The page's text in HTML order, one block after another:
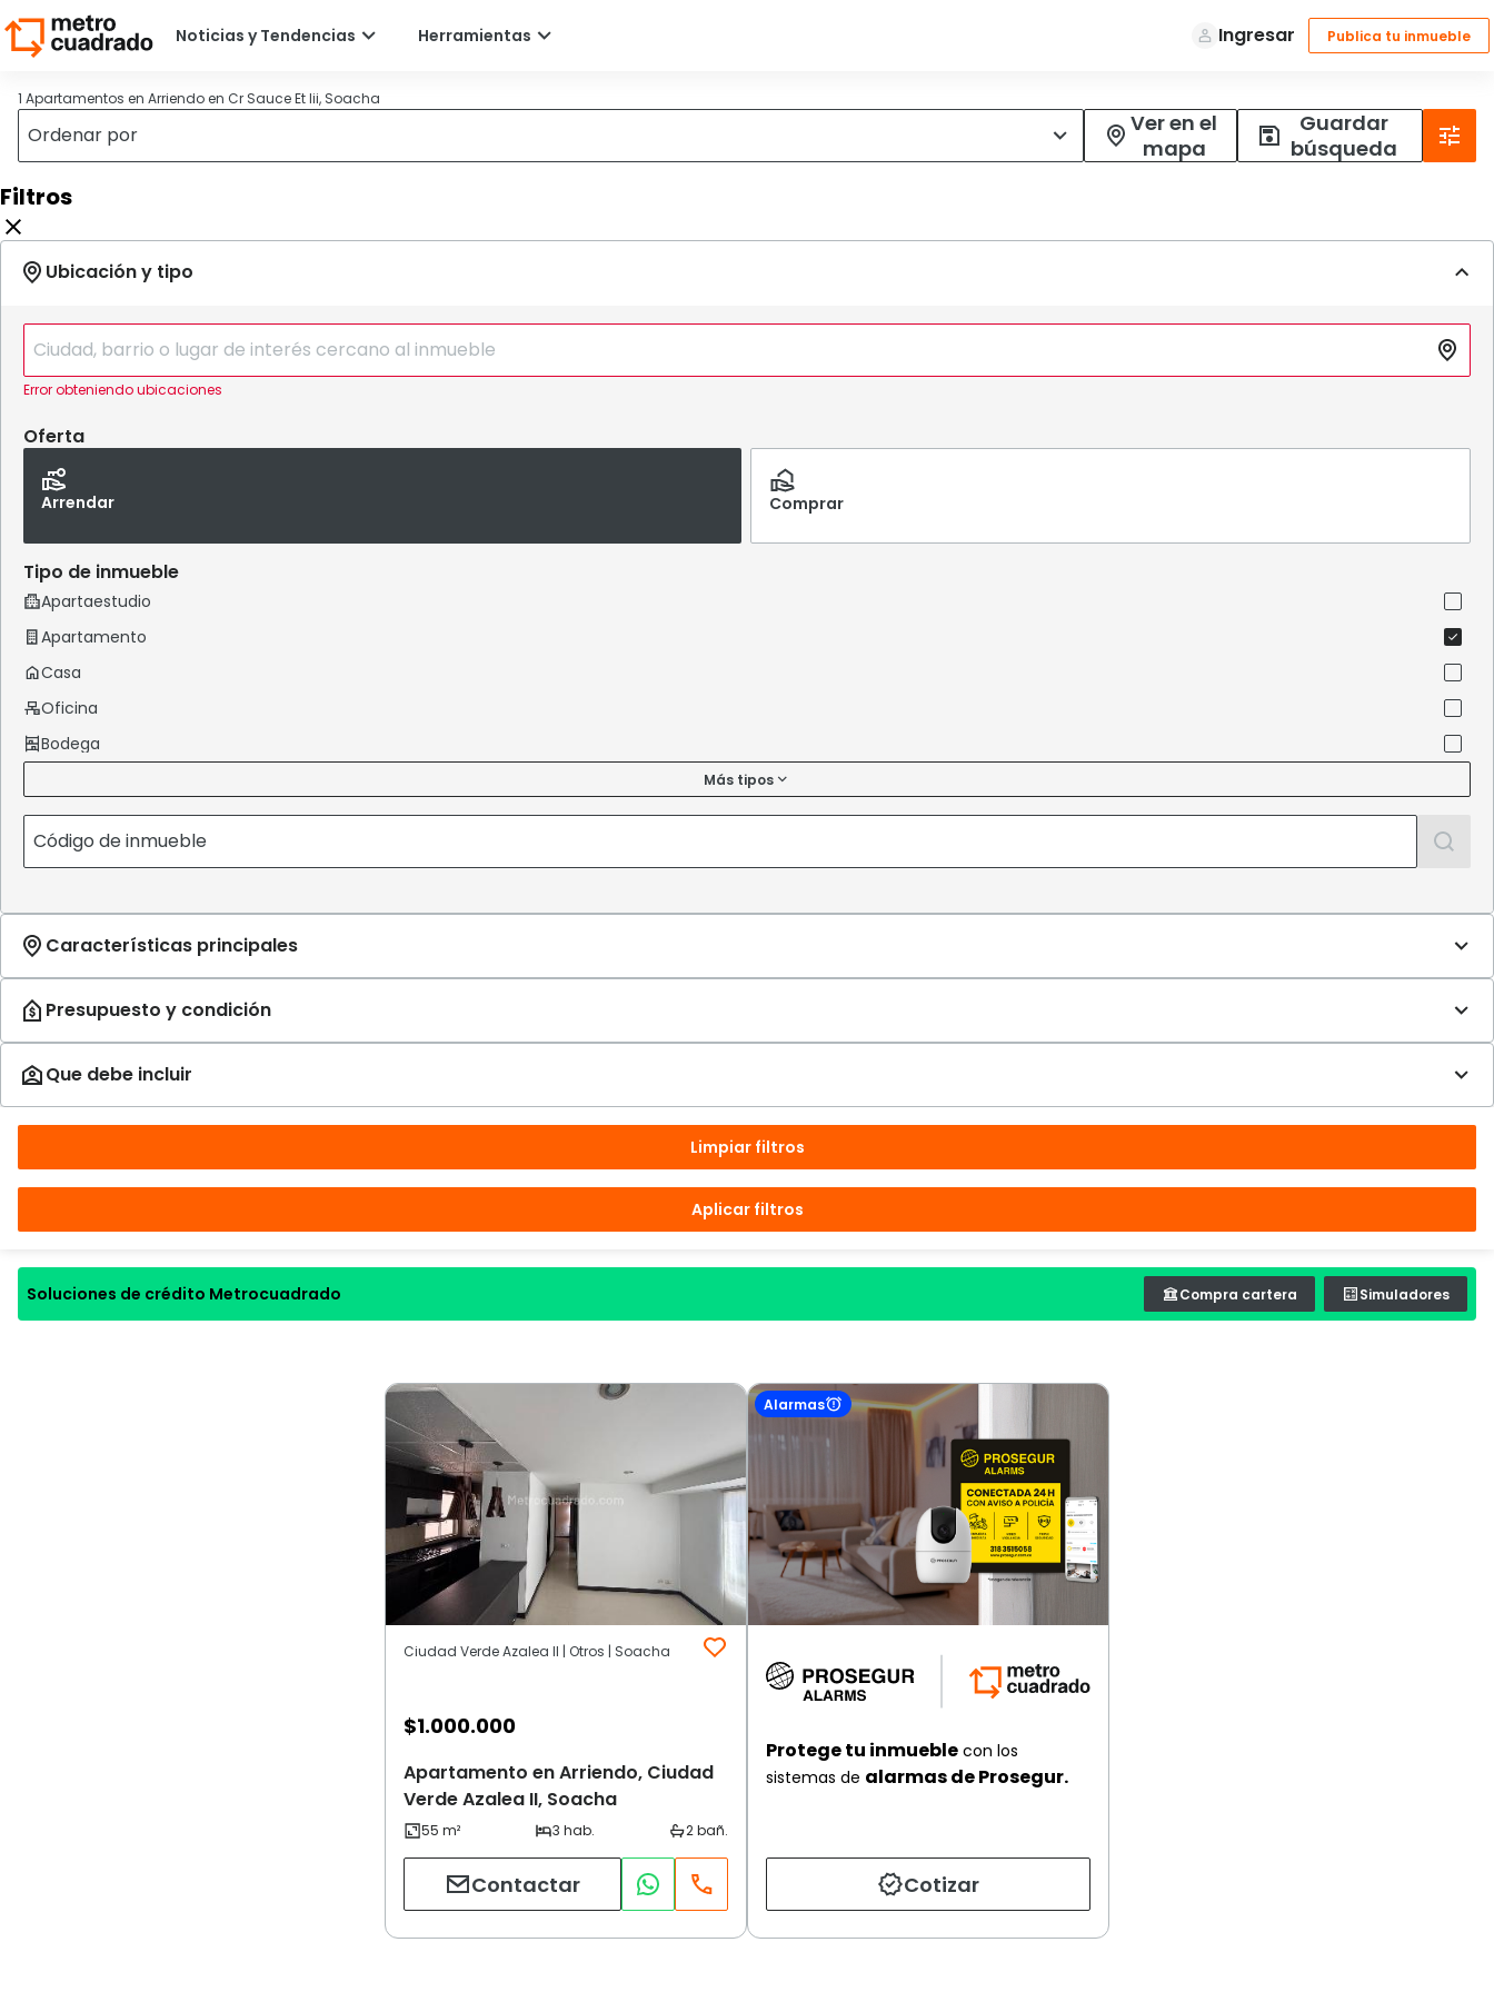
1 Apartamentos en Arriendo en Cr Sauce Et Iii, Soacha
Ver en el
mapa
Guardar
búsqueda
Filtros
Error obteniendo ubicaciones
Oferta
Arrendar Comprar
Tipo de inmueble
Más tipos
Limpiar filtros
Aplicar filtros
Soluciones de crédito Metrocuadrado Compra cartera Simuladores
Ciudad Verde Azalea II | Otros | Soacha
$1.000.000
Apartamento en Arriendo, Ciudad
Verde Azalea II, Soacha
Contactar
Alarmas
Protege tu inmueble con los
sistemas de alarmas de Prosegur.
Cotizar